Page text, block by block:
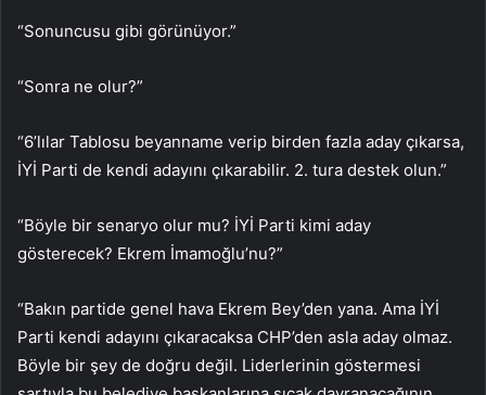
“Sonuncusu gibi görünüyor.”
“Sonra ne olur?”
“6’lılar Tablosu beyanname verip birden fazla aday çıkarsa,
İYİ Parti de kendi adayını çıkarabilir. 2. tura destek olun.”
“Böyle bir senaryo olur mu? İYİ Parti kimi aday
gösterecek? Ekrem İmamoğlu’nu?”
“Bakın partide genel hava Ekrem Bey’den yana. Ama İYİ
Parti kendi adayını çıkaracaksa CHP’den asla aday olmaz.
Böyle bir şey de doğru değil. Liderlerinin göstermesi